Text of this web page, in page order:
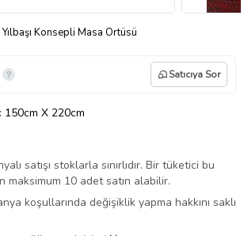
Yılbaşı Konsepli Masa Örtüsü
Satıcıya Sor
: 150cm X 220cm
satışı stoklarla sınırlıdır. Bir tüketici bu
maksimum 10 adet satın alabilir.
koşullarında değişiklik yapma hakkını saklı